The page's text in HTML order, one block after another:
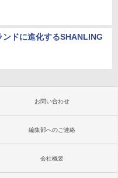
ドに進化するSHANLING
お問い合わせ
編集部へのご連絡
会社概要